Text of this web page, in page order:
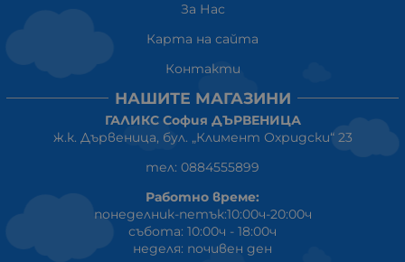
За Нас
Карта на сайта
Контакти
НАШИТЕ МАГАЗИНИ
ГАЛИКС София ДЪРВЕНИЦА
ж.к. Дървеница, бул. „Климент Охридски“ 23
тел: 0884555899
Работно време:
понеделник-петък:10:00ч-20:00ч
събота: 10:00ч - 18:00ч
неделя: почивен ден